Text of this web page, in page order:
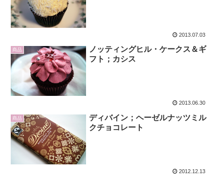
2013.07.03
商品
ノッティングヒル・ケークス＆ギ
フト；カシス
2013.06.30
商品
ディバイン；ヘーゼルナッツミル
クチョコレート
2012.12.13